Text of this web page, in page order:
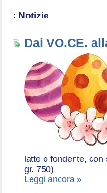
Notizie
Dai VO.CE.
latte o fondente,
gr. 750)
Leggi ancora »